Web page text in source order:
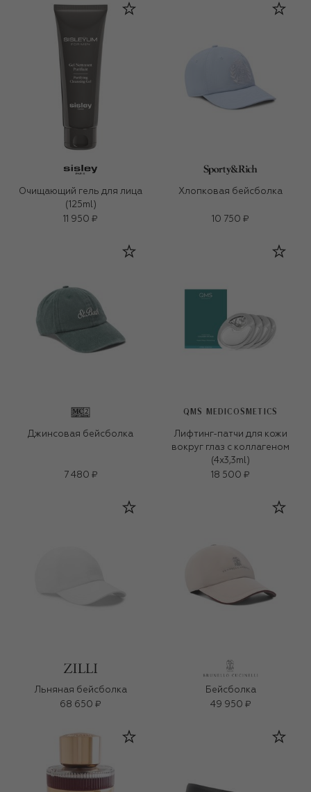
Очищающий гель для лица
(125ml)
11 950 ₽
Хлопковая бейсболка
10 750 ₽
Джинсовая бейсболка
7 480 ₽
QMS MEDICOSMETICS
Лифтинг-патчи для кожи
вокруг глаз с коллагеном
(4x3,3ml)
18 500 ₽
Льняная бейсболка
68 650 ₽
Бейсболка
49 950 ₽